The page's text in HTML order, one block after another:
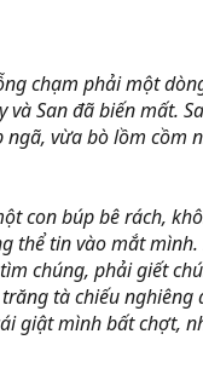
chạm phải một
San đã biến mất.
vừa bò lồm cồm
con búp bê rách,
thể tin vào mắt
chúng, phải giết
tà chiếu
giật mình bất chợt,